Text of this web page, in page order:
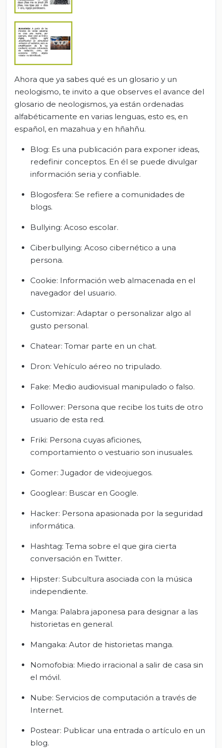
Ahora que ya sabes qué es un glosario y un
neologismo, te invito a que observes el avance del
glosario de neologismos, ya están ordenadas
alfabéticamente en varias lenguas, esto es, en
español, en mazahua y en hñahñu.
Blog: Es una publicación para exponer ideas,
redefinir conceptos. En él se puede divulgar
información seria y confiable.
Blogosfera: Se refiere a comunidades de
blogs.
Bullying: Acoso escolar.
Ciberbullying: Acoso cibernético a una
persona.
Cookie: Información web almacenada en el
navegador del usuario.
Customizar: Adaptar o personalizar algo al
gusto personal.
Chatear: Tomar parte en un chat.
Dron: Vehículo aéreo no tripulado.
Fake: Medio audiovisual manipulado o falso.
Follower: Persona que recibe los tuits de otro
usuario de esta red.
Friki: Persona cuyas aficiones,
comportamiento o vestuario son inusuales.
Gomer: Jugador de videojuegos.
Googlear: Buscar en Google.
Hacker: Persona apasionada por la seguridad
informática.
Hashtag: Tema sobre el que gira cierta
conversación en Twitter.
Hipster: Subcultura asociada con la música
independiente.
Manga: Palabra japonesa para designar a las
historietas en general.
Mangaka: Autor de historietas manga.
Nomofobia: Miedo irracional a salir de casa sin
el móvil.
Nube: Servicios de computación a través de
Internet.
Postear: Publicar una entrada o artículo en un
blog.